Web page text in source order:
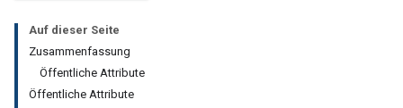
Auf dieser Seite
Zusammenfassung
Öffentliche Attribute
Öffentliche Attribute